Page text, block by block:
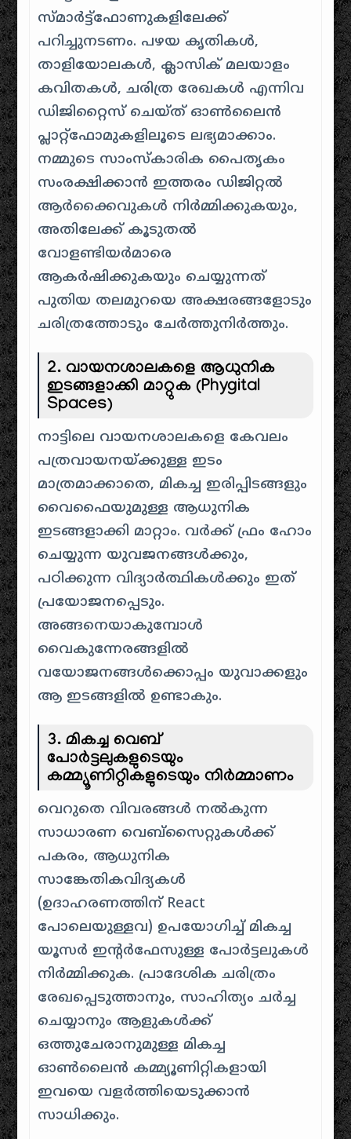
സ്മാർട്ട്ഫോണുകളിലേക്ക്
പറിച്ചുനടണം. പഴയ കൃതികൾ,
താളിയോലകൾ, ക്ലാസിക് മലയാളം
കവിതകൾ, ചരിത്ര രേഖകൾ എന്നിവ
ഡിജിറ്റൈസ് ചെയ്ത് ഓൺലൈൻ
പ്ലാറ്റ്‌ഫോമുകളിലൂടെ ലഭ്യമാക്കാം.
നമ്മുടെ സാംസ്കാരിക പൈതൃകം
സംരക്ഷിക്കാൻ ഇത്തരം ഡിജിറ്റൽ
ആർക്കൈവുകൾ നിർമ്മിക്കുകയും,
അതിലേക്ക് കൂടുതൽ
വോളണ്ടിയർമാരെ
ആകർഷിക്കുകയും ചെയ്യുന്നത്
പുതിയ തലമുറയെ അക്ഷരങ്ങളോടും
ചരിത്രത്തോടും ചേർത്തുനിർത്തും.
2. വായനശാലകളെ ആധുനിക
ഇടങ്ങളാക്കി മാറ്റുക (Phygital
Spaces)
നാട്ടിലെ വായനശാലകളെ കേവലം
പത്രവായനയ്ക്കുള്ള ഇടം
മാത്രമാക്കാതെ, മികച്ച ഇരിപ്പിടങ്ങളും
വൈഫൈയുമുള്ള ആധുനിക
ഇടങ്ങളാക്കി മാറ്റാം. വർക്ക് ഫ്രം ഹോം
ചെയ്യുന്ന യുവജനങ്ങൾക്കും,
പഠിക്കുന്ന വിദ്യാർത്ഥികൾക്കും ഇത്
പ്രയോജനപ്പെടും.
അങ്ങനെയാകുമ്പോൾ
വൈകുന്നേരങ്ങളിൽ
വയോജനങ്ങൾക്കൊപ്പം യുവാക്കളും
ആ ഇടങ്ങളിൽ ഉണ്ടാകും.
3. മികച്ച വെബ്
പോർട്ടലുകളുടെയും
കമ്മ്യൂണിറ്റികളുടെയും നിർമ്മാണം
വെറുതെ വിവരങ്ങൾ നൽകുന്ന
സാധാരണ വെബ്സൈറ്റുകൾക്ക്
പകരം, ആധുനിക
സാങ്കേതികവിദ്യകൾ
(ഉദാഹരണത്തിന് React
പോലെയുള്ളവ) ഉപയോഗിച്ച് മികച്ച
യൂസർ ഇന്റർഫേസുള്ള പോർട്ടലുകൾ
നിർമ്മിക്കുക. പ്രാദേശിക ചരിത്രം
രേഖപ്പെടുത്താനും, സാഹിത്യം ചർച്ച
ചെയ്യാനും ആളുകൾക്ക്
ഒത്തുചേരാനുമുള്ള മികച്ച
ഓൺലൈൻ കമ്മ്യൂണിറ്റികളായി
ഇവയെ വളർത്തിയെടുക്കാൻ
സാധിക്കും.